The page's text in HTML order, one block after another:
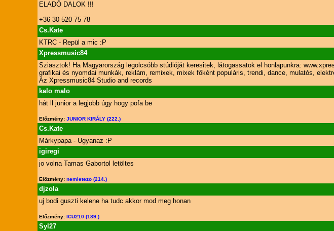
ELADÓ DALOK !!!
+36 30 520 75 78
Cs.Kate
KTRC - Repül a mic :P
Xpressmusic84
Sziasztok! Ha Magyarország legolcsóbb stúdióját keresitek, látogassatok el honlapunkra:
grafikai és nyomdai munkák, reklám, remixek, mixek főként populáris, trendi, dance, mulatós,
Az Xpressmusic84 Studio and records
kalo malo
hát ll junior a legjobb úgy hogy pofa be
Előzmény: JUNIOR KIRÁLY (222.)
Cs.Kate
Márkypapa - Ugyanaz :P
igiregi
jo volna Tamas Gabortol letöltes
Előzmény: nemletezo (214.)
djzola
uj bodi guszti kelene ha tudc akkor mod meg honan
Előzmény: ICU210 (189.)
Syl27